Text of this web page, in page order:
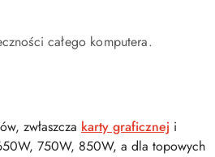
całego komputera.
zwłaszcza karty graficznej i
750W, 850W, a dla topowych